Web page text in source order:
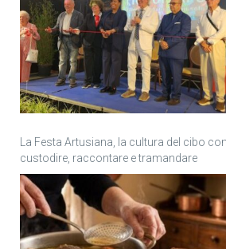
La Festa Artusiana, la cultura del cibo
custodire, raccontare e tramandare